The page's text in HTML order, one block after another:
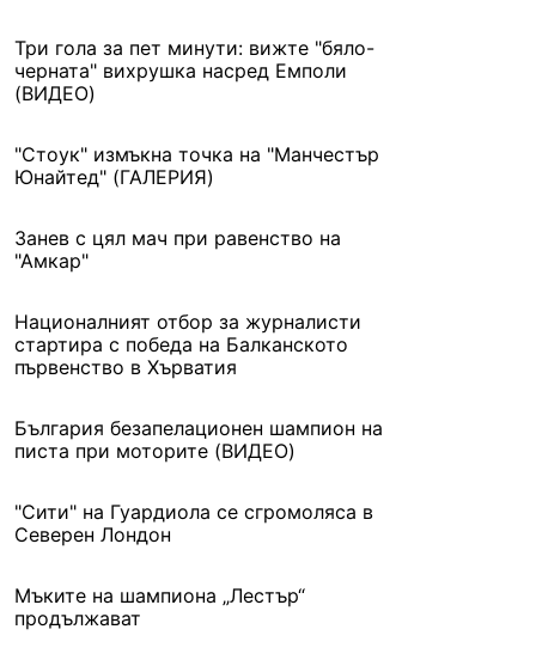
Три гола за пет минути: вижте "бяло-
черната" вихрушка насред Емполи
(ВИДЕО)
"Стоук" измъкна точка на "Манчестър
Юнайтед" (ГАЛЕРИЯ)
Занев с цял мач при равенство на
"Амкар"
Националният отбор за журналисти
стартира с победа на Балканското
първенство в Хърватия
България безапелационен шампион на
писта при моторите (ВИДЕО)
"Сити" на Гуардиола се сгромоляса в
Северен Лондон
Мъките на шампиона „Лестър“
продължават